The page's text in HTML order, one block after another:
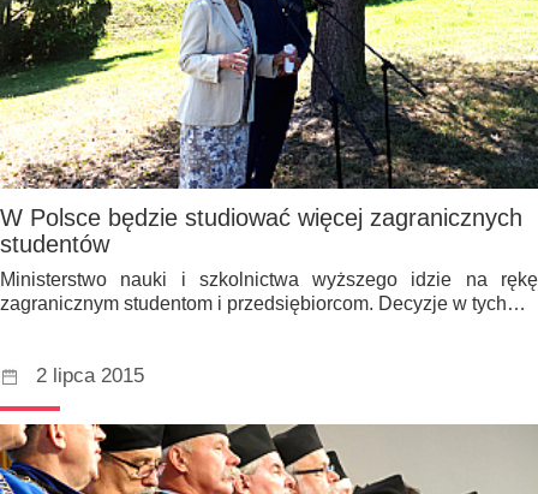
W Polsce będzie studiować więcej zagranicznych
studentów
Ministerstwo nauki i szkolnictwa wyższego idzie na rękę
zagranicznym studentom i przedsiębiorcom. Decyzje w tych…
2 lipca 2015